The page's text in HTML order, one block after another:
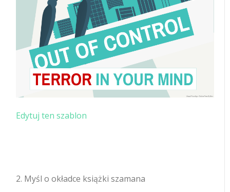
Edytuj ten szablon
2. Myśl o okładce książki szamana